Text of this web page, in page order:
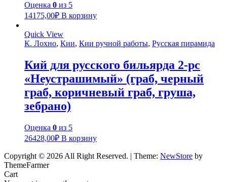
Оценка 0 из 5
14175,00₽ В корзину
Quick View
К. Лохно, Кии, Кии ручной работы, Русская пирамида
Кий для русского бильярда 2-pc
«Неустрашимый» (граб, черный
граб, коричневый граб, груша,
зебрано)
Оценка 0 из 5
26428,00₽ В корзину
Copyright © 2026 All Right Reserved. | Theme: NewStore by
ThemeFarmer
Cart